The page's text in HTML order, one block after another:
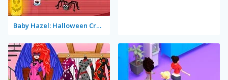
Baby Hazel: Halloween Crafts